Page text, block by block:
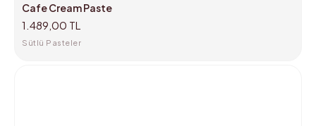
Cafe Cream Paste
1.489,00 TL
Sütlü Pasteler